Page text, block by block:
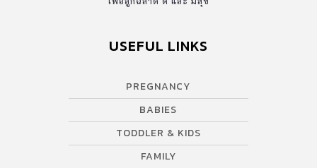
USEFUL LINKS
PREGNANCY
BABIES
TODDLER & KIDS
FAMILY